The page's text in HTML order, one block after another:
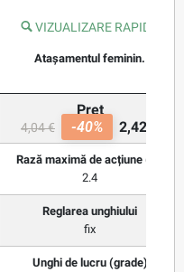
VIZUALIZARE RAPIDĂ
Atașamentul feminin.
Preț
4,04 € -40% 2,42 €
Rază maximă de acțiune (m)
2.4
Reglarea unghiului
fix
Unghi de lucru (grade)